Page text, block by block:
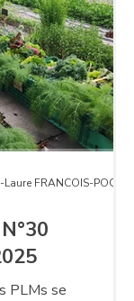
"panier" Les
équitablement
inscrits aux «
PLMs se